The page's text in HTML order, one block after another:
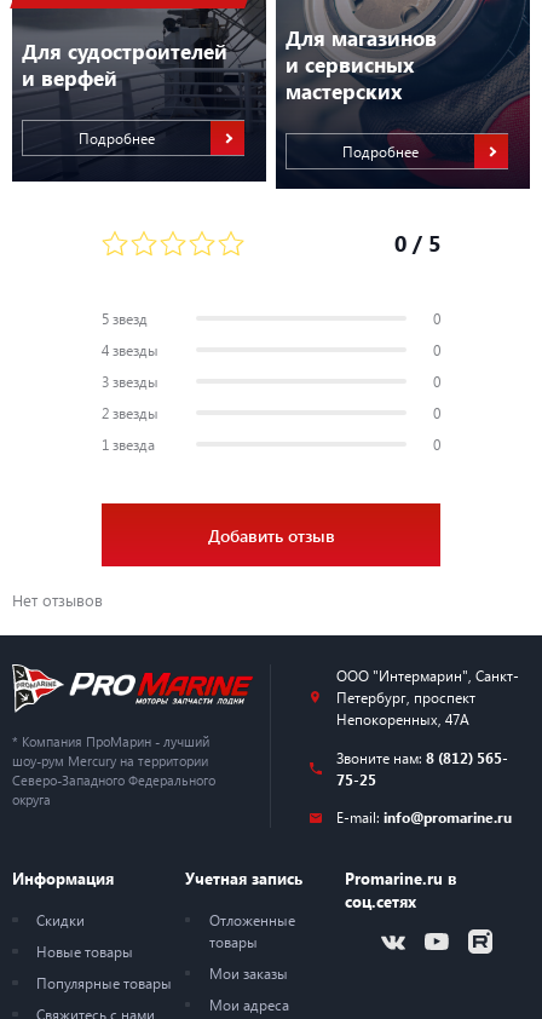
Для судостроителей
и верфей
Подробнее
Для магазинов
и сервисных
мастерских
Подробнее
0 / 5
5 звезд
0
4 звезды
0
3 звезды
0
2 звезды
0
1 звезда
0
Добавить отзыв
Нет отзывов
* Компания ПроМарин - лучший
шоу-рум Mercury на территории
Северо-Западного Федерального
округа
ООО "Интермарин" Санкт-
Петербург, проспект
Непокоренных, 47А
Звоните нам: 8 (812) 565-
75-25
E-mail: info@promarine.ru
Информация
Скидки
Новые товары
Популярные товары
Свяжитесь с нами
Учетная запись
Отложенные
товары
Мои заказы
Мои адреса
Promarine.ru в
соц.сетях